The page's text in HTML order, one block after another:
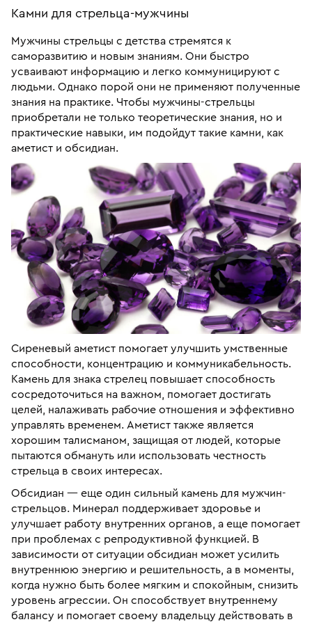
Камни для стрельца-мужчины
Мужчины стрельцы с детства стремятся к
саморазвитию и новым знаниям. Они быстро
усваивают информацию и легко коммуницируют с
людьми. Однако порой они не применяют полученные
знания на практике. Чтобы мужчины-стрельцы
приобретали не только теоретические знания, но и
практические навыки, им подойдут такие камни, как
аметист и обсидиан.
Сиреневый аметист помогает улучшить умственные
способности, концентрацию и коммуникабельность.
Камень для знака стрелец повышает способность
сосредоточиться на важном, помогает достигать
целей, налаживать рабочие отношения и эффективно
управлять временем. Аметист также является
хорошим талисманом, защищая от людей, которые
пытаются обмануть или использовать честность
стрельца в своих интересах.
Обсидиан — еще один сильный камень для мужчин-
стрельцов. Минерал поддерживает здоровье и
улучшает работу внутренних органов, а еще помогает
при проблемах с репродуктивной функцией. В
зависимости от ситуации обсидиан может усилить
внутреннюю энергию и решительность, а в моменты,
когда нужно быть более мягким и спокойным, снизить
уровень агрессии. Он способствует внутреннему
балансу и помогает своему владельцу действовать в